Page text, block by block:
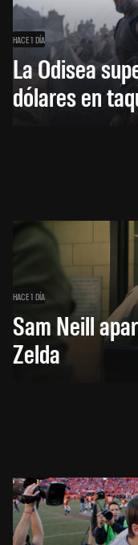
HACE 1 DÍA
La Odisea
dólares en
HACE 1 DÍA
Sam Neill
Zelda